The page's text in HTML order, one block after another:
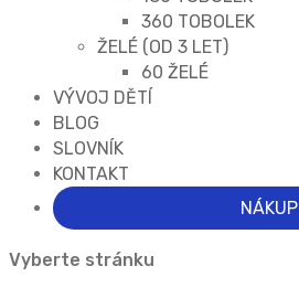
360 TOBOLEK
ŽELÉ (OD 3 LET)
60 ŽELÉ
VÝVOJ DĚTÍ
BLOG
SLOVNÍK
KONTAKT
NÁKUP
Vyberte stránku